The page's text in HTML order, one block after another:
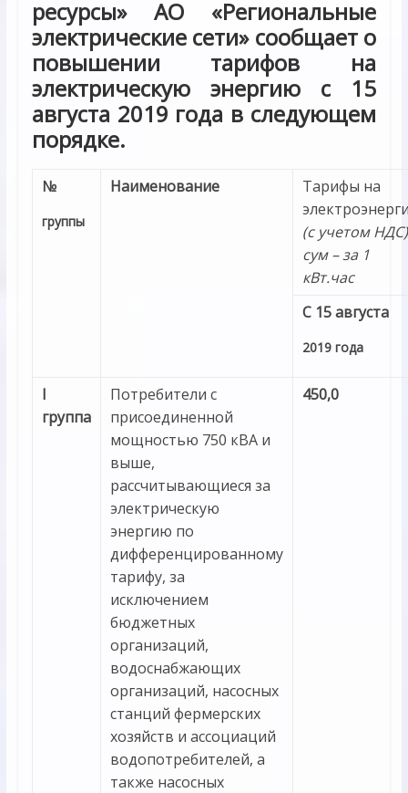
ресурсы» АО «Региональные
электрические сети» сообщает о
повышении тарифов на
электрическую энергию с 15
августа 2019 года в следующем
порядке.
№
группы
Наименование
Тарифы на
(с учетом
сум – за 1
кВт.час
С 15 августа
2019 года
I
группа
Потребители с
присоединенной
мощностью 750 кВА и
выше,
рассчитывающиеся за
электрическую
энергию по
дифференцированному
тарифу, за
исключением
бюджетных
организаций,
водоснабжающих
организаций, насосных
станций фермерских
хозяйств и ассоциаций
водопотребителей, а
также насосных
450,0